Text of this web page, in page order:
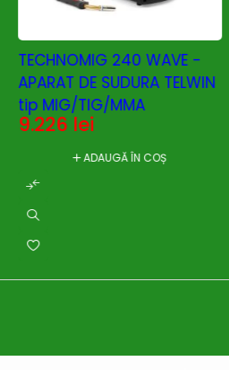
TECHNOMIG 240 WAVE -
APARAT DE SUDURA TELWIN
tip MIG/TIG/MMA
9.226 lei
ADAUGĂ ÎN COȘ